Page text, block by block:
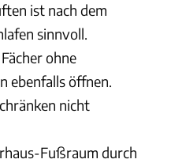
ist nach dem
sinnvoll.
ohne
ebenfalls öffnen.
nicht
Fußraum durch